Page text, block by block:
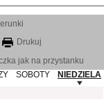
Drukuj
jak na przystanku
SOBOTY
NIEDZIELA